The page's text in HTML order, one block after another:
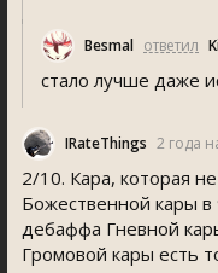
Besmal ответил
стало лучше даже
IRateThing 2 года
2/10. Кара, которая
Божественной кары в
дебаффа Гневной
Громовой кары есть